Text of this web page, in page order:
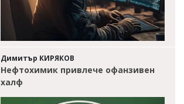
Димитър КИРЯКОВ
Нефтохимик привлече офанзивен
халф